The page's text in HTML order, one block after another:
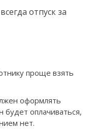
отпуск за
проще взять
оформлять
будет оплачиваться,
нет.